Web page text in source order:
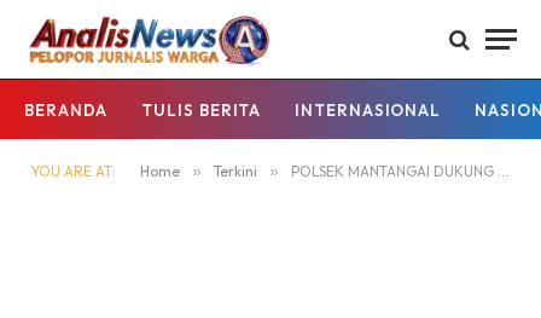
BERANDA TULIS BERITA INTERNASIONAL
YOU ARE AT: Home » Terkini » POLSEK MANTANGAI DUKUNG KETAHANAN PANGAN, PANEN JAGUNG PIPIL BERSAMA PEMDES MANYAHI KECAMATAN MANTANGAI KABUPATEN KAPUAS